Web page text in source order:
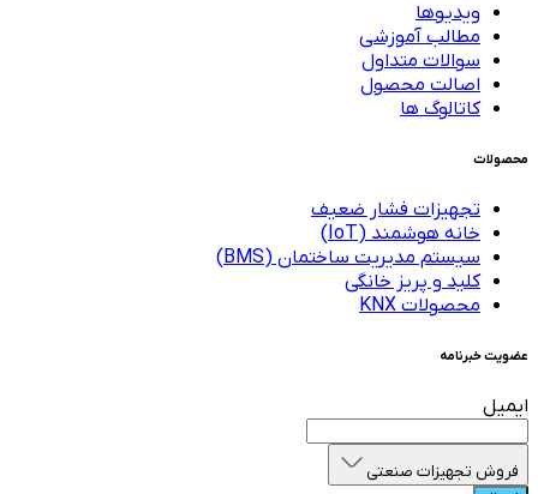
ویدیوها
مطالب آموزشی
سوالات متداول
اصالت محصول
کاتالوگ ها
محصولات
تجهیزات فشار ضعیف
خانه هوشمند (IoT)
سیستم مدیریت ساختمان (BMS)
کلید و پریز خانگی
محصولات KNX
عضویت خبرنامه
ایمیل
فروش تجهیزات صنعتی